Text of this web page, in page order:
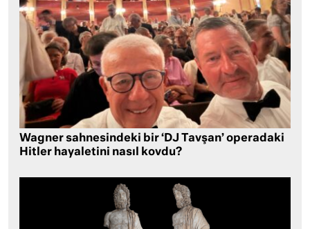
Wagner sahnesindeki bir ‘DJ Tavşan’ operadaki
Hitler hayaletini nasıl kovdu?